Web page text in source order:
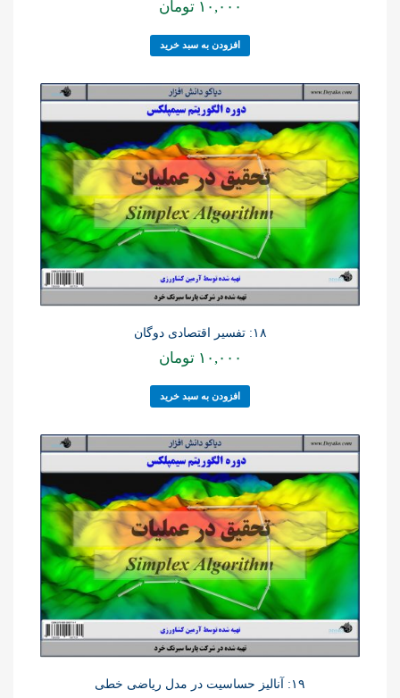
۱۰,۰۰۰ تومان
افزودن به سبد خرید
۱۸: تفسیر اقتصادی دوگان
۱۰,۰۰۰ تومان
افزودن به سبد خرید
۱۹: آنالیز حساسیت در مدل ریاضی خطی